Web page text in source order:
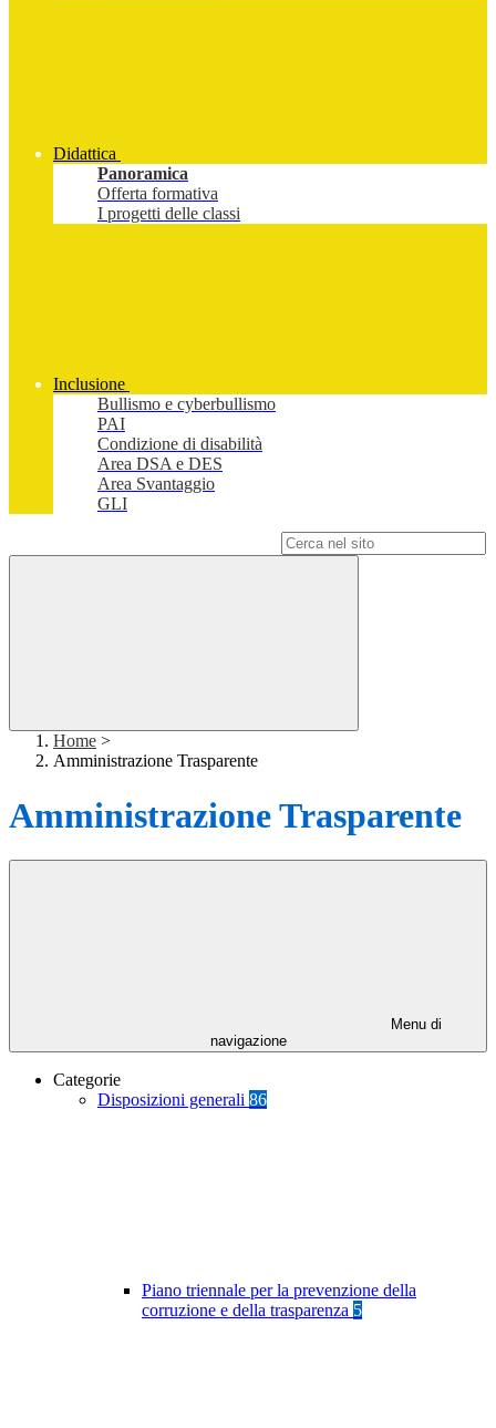
Didattica
Panoramica
Offerta formativa
I progetti delle classi
Inclusione
Bullismo e cyberbullismo
PAI
Condizione di disabilità
Area DSA e DES
Area Svantaggio
GLI
Home >
Amministrazione Trasparente
Amministrazione Trasparente
Menu di
navigazione
Categorie
Disposizioni generali 86
Piano triennale per la prevenzione della
corruzione e della trasparenza 5